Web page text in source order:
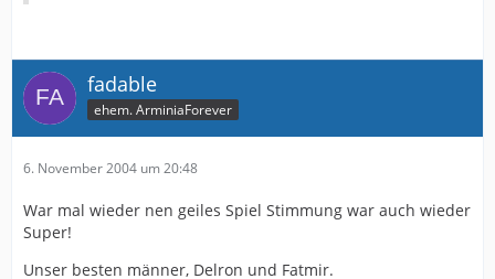
fadable
ehem. ArminiaForever
6. November 2004 um 20:48
War mal wieder nen geiles Spiel Stimmung war auch wieder
Super!
Unser besten männer, Delron und Fatmir.